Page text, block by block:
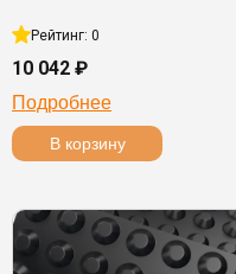
Рейтинг: 0
10 042 ₽
Подробнее
В корзину